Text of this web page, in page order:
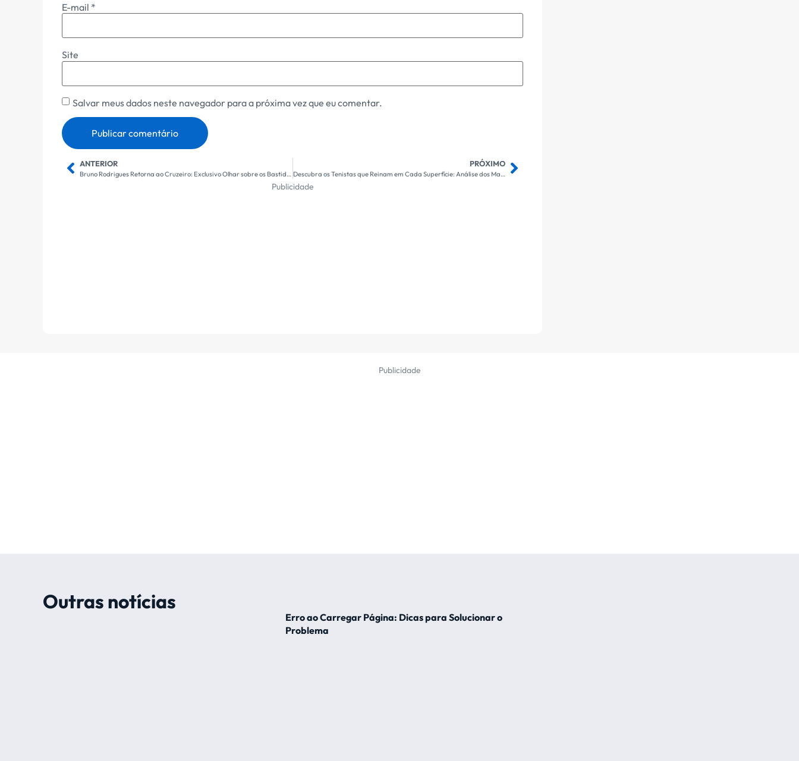
E-mail *
Site
Salvar meus dados neste navegador para a próxima vez que eu comentar.
ANTERIOR
Bruno Rodrigues Retorna ao Cruzeiro: Exclusivo Olhar sobre os Bastidores da Sua Volta à Toca
PRÓXIMO
Descubra os Tenistas que Reinam em Cada Superfície: Análise dos Maiores Dominadores do Tênis Mundial
Publicidade
Publicidade
Outras notícias
Erro ao Carregar Página: Dicas para Solucionar o
Problema